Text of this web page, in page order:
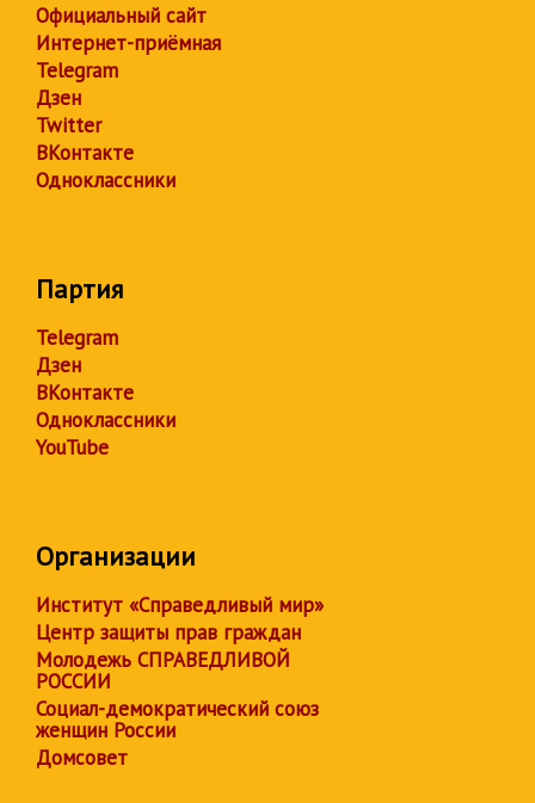
Официальный сайт
Интернет-приёмная
Telegram
Дзен
Twitter
ВКонтакте
Одноклассники
Партия
Telegram
Дзен
ВКонтакте
Одноклассники
YouTube
Организации
Институт «Справедливый мир»
Центр защиты прав граждан
Молодежь СПРАВЕДЛИВОЙ
РОССИИ
Социал-демократический союз
женщин России
Домсовет